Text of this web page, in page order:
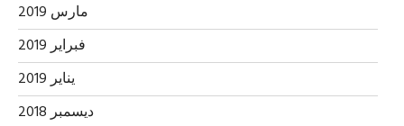
مارس 2019
فبراير 2019
يناير 2019
ديسمبر 2018